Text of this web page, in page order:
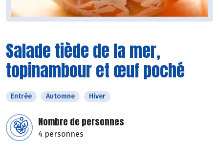
Salade tiède de la mer,
topinambour et œuf poché
Entrée Automne Hiver
Nombre de personnes
4 personnes